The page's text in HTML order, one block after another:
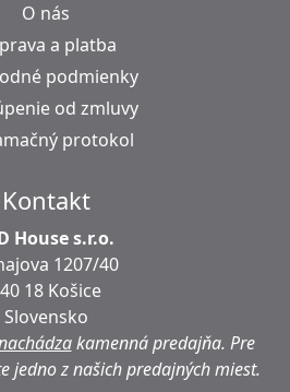
O nás
a platba
podmienky
od zmluvy
protokol
Kontakt
House s.r.o.
1207/40
18 Košice
Slovensko
kamenná predajňa. Pre
jedno z našich predajných miest.